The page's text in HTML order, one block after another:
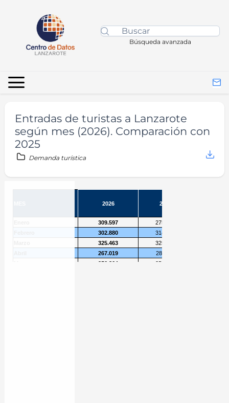
Búsqueda avanzada
Entradas de turistas a Lanzarote
según mes (2026). Comparación con
2025
Demanda turística